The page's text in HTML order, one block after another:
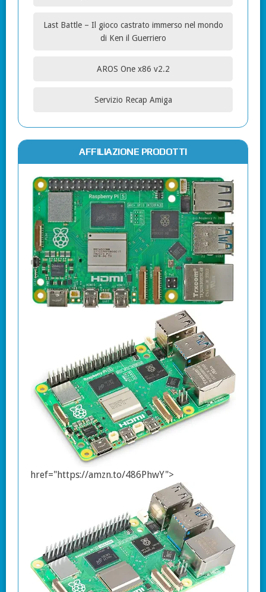
Last Battle – Il gioco castrato immerso nel mondo
di Ken il Guerriero
AROS One x86 v2.2
Servizio Recap Amiga
AFFILIAZIONE PRODOTTI
href="https://amzn.to/486PhwY">